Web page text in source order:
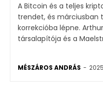
A Bitcoin és a teljes
trendet, és márciusban
korrekcióba lépne. Arthur Hayes, a BitMEX
társalapítója és a
MÉSZÁROS ANDRÁS -